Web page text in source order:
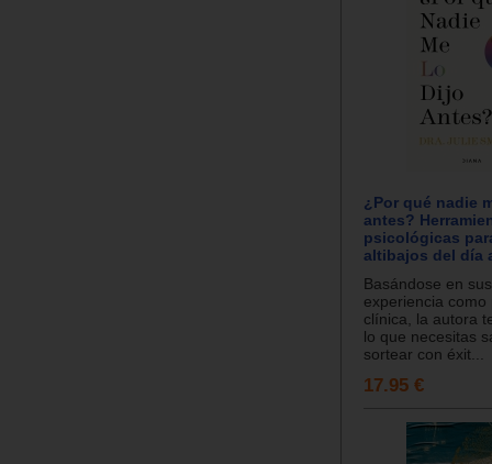
¿Por qué nadie
antes?
psicológicas
altibajos del día
Basándose en
experiencia como
clínica, la autora
lo que necesitas
sortear con éxit...
17.95 €